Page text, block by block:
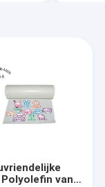
Polyolefin van